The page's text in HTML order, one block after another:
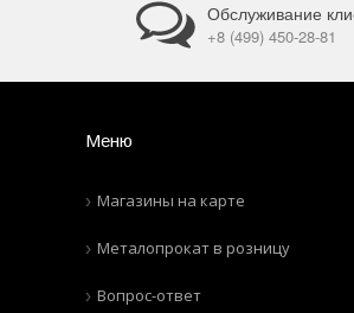
Обслуживание
+8 (499) 450-28-81
Меню
Магазины на карте
Металопрокат в розницу
Вопрос-ответ